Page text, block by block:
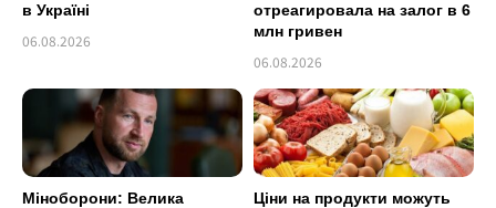
в Україні
06.08.2026
отреагировала на залог в 6
млн гривен
06.08.2026
Міноборони: Велика
Ціни на продукти можуть